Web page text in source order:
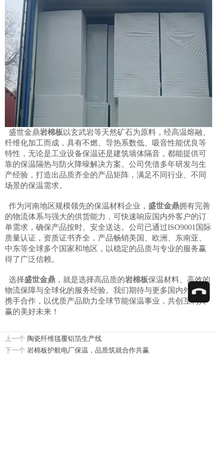
盛世金鼎岩棉板 以玄武岩等天然矿石为原料，经高温熔融、
纤维化加工而成，具有不燃、导热系数低、吸音性能优良等
特性，无论是工业设备保温还是建筑墙体隔音，都能提供可
靠的保温隔热与防火降噪解决方案。公司凭借多年研发与生
产经验，打造出品质齐全的产品矩阵，满足不同行业、不同
场景的保温需求。
作为河南地区规模领先的保温材料企业， 盛世金鼎拥有完善
的物流体系与强大的供货能力，可快速响应国内外客户的订
单需求，确保产品按时、安全送达。公司已通过ISO9001国际
质量认证，资质证书齐全，产品畅销美国、欧洲、东南亚、
中东等全球多个国家和地区，以稳定的品质与专业的服务赢
得了广泛信赖。
选择盛世金鼎 ，就是选择高品质的岩棉板保温材料、高效的
物流保障与全球化的服务经验。我们期待与更多国内外客户
携手合作，以优质产品助力全球节能保温事业，共创互利共
赢的美好未来！
上一个 陶瓷纤维毯覆铝箔生产线
下一个 岩棉板护航电厂保温，品质筑就合作共赢